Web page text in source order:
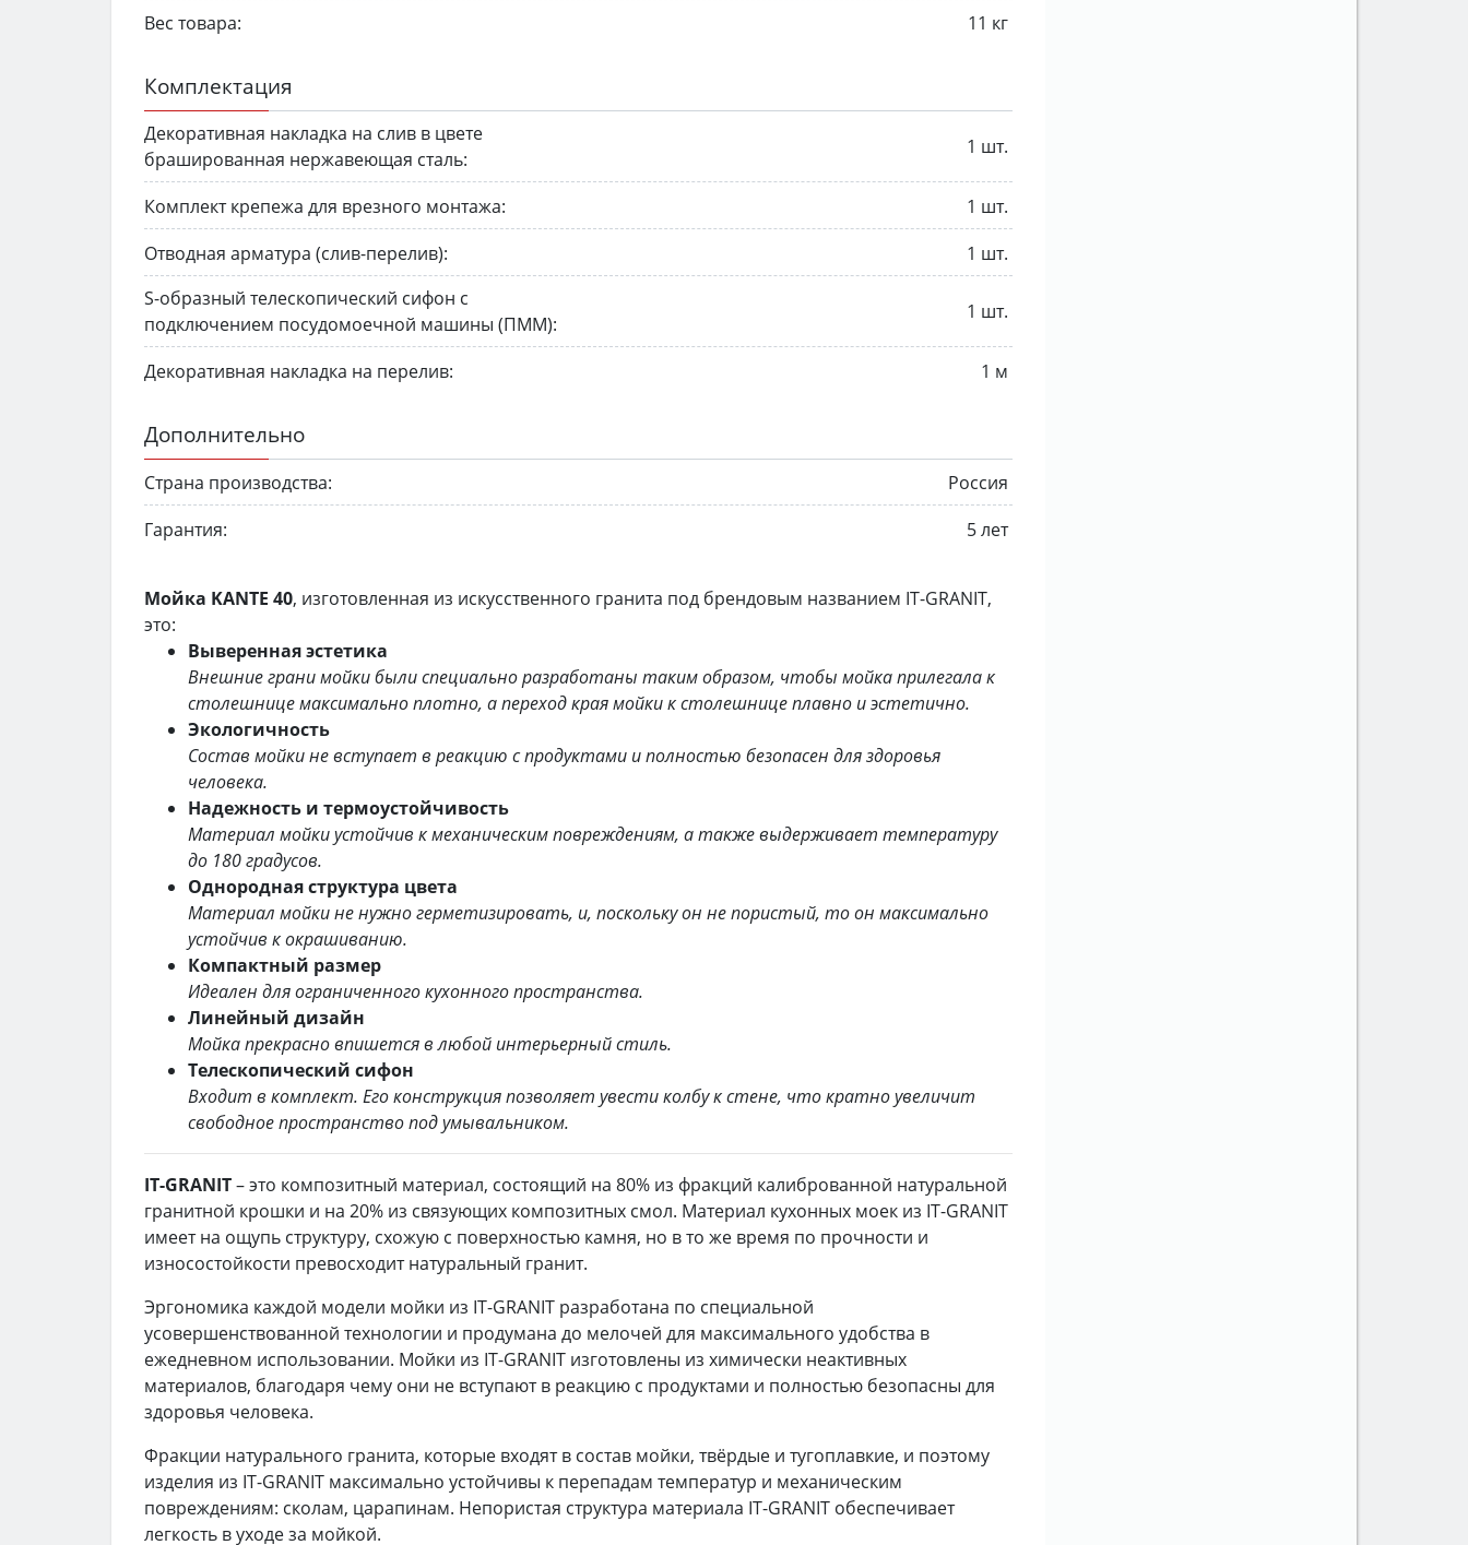
Вес товара:
11 кг
Комплектация
Декоративная накладка на слив в цвете
брашированная нержавеющая сталь:
1 шт.
Комплект крепежа для врезного монтажа:
1 шт.
Отводная арматура (слив-перелив):
1 шт.
S-образный телескопический сифон с
подключением посудомоечной машины (ПММ):
1 шт.
Декоративная накладка на перелив: 1 м
Дополнительно
Страна производства:
Россия
Гарантия:
5 лет
Мойка KANTE 40, изготовленная из искусственного гранита под брендовым названием IT-GRANIT,
это:
Выверенная эстетика
Внешние грани мойки были специально разработаны таким образом, чтобы мойка прилегала к
столешнице максимально плотно, а переход края мойки к столешнице плавно и эстетично.
Экологичность
Состав мойки не вступает в реакцию с продуктами и полностью безопасен для здоровья
человека.
Надежность и термоустойчивость
Материал мойки устойчив к механическим повреждениям, а также выдерживает температуру
до 180 градусов.
Однородная структура цвета
Материал мойки не нужно герметизировать, и, поскольку он не пористый, то он максимально
устойчив к окрашиванию.
Компактный размер
Идеален для ограниченного кухонного пространства.
Линейный дизайн
Мойка прекрасно впишется в любой интерьерный стиль.
Телескопический сифон
Входит в комплект. Его конструкция позволяет увести колбу к стене, что кратно увеличит
свободное пространство под умывальником.
IT-GRANIT– это композитный материал, состоящий на 80% из фракций калиброванной натуральной
гранитной крошки и на 20% из связующих композитных смол. Материал кухонных моек из IT-GRANIT
имеет на ощупь структуру, схожую с поверхностью камня, но в то же время по прочности и
износостойкости превосходит натуральный гранит.
Эргономика каждой модели мойки из IT-GRANIT разработана по специальной
усовершенствованной технологии и продумана до мелочей для максимального удобства в
ежедневном использовании. Мойки из IT-GRANIT изготовлены из химически неактивных
материалов, благодаря чему они не вступают в реакцию с продуктами и полностью безопасны для
здоровья человека.
Фракции натурального гранита, которые входят в состав мойки, твёрдые и тугоплавкие, и поэтому
изделия из IT-GRANIT максимально устойчивы к перепадам температур и механическим
повреждениям: сколам, царапинам. Непористая структура материала IT-GRANIT обеспечивает
легкость в уходе за мойкой.